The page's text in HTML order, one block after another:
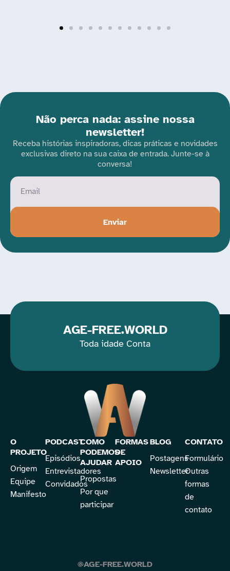
Não perca nada: assine nossa
newsletter!
Receba histórias inspiradoras, dicas práticas e novidades
exclusivas direto na sua caixa de entrada. Junte-se à
conversa!
Enviar
AGE-FREE.WORLD
Toda idade Conta
O
PROJETO
Origem
Equipe
Manifesto
PODCAST
Episódios
Entrevistadores
Convidados
COMO
PODEMOS
AJUDAR
Propostas
Por que
participar
FORMAS
DE
APOIO
BLOG
Postagens
Newsletter
CONTATO
Formulário
Outras
formas
de
contato
@AGE-FREE.WORLD